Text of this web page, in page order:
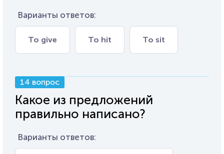
Варианты ответов:
To give To hit To sit
14 вопрос
Какое из предложений
правильно написано?
Варианты ответов: